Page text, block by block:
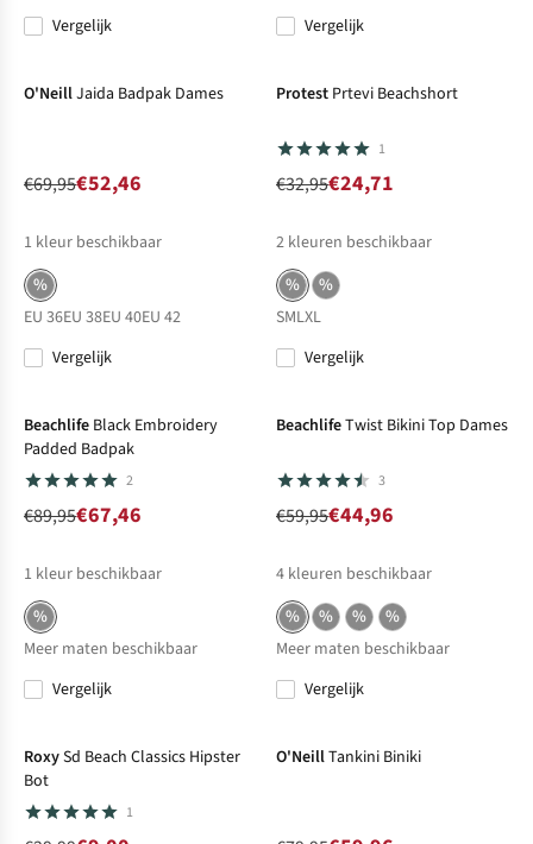
Vergelijk
Vergelijk
O'NeillJaida Badpak Dames
€69,95€52,46
1 kleur beschikbaar
%
EU 36EU 38EU 40EU 42
Vergelijk
Protest Prtevi Beachshort
1
€32,95€24,71
2 kleuren beschikbaar
%
%
SMLXL
Vergelijk
Beachlife Black Embroidery
Padded Badpak
2
€89,95€67,46
1 kleur beschikbaar
%
Meer maten beschikbaar
Vergelijk
BeachlifeTwist Bikini Top Dames
3
€59,95€44,96
4 kleuren beschikbaar
%
% %
%
Meer maten beschikbaar
Vergelijk
RoxySd Beach Classics Hipster
Bot
1
O'NeillTankini Biniki